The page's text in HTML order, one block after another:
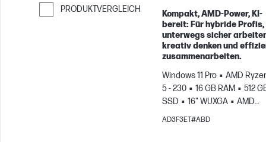
PRODUKTVERGLEICH
Weiter zum Vergleichen
Kompakt, AMD-Power, KI-
bereit: Für hybride Profis,
unterwegs sicher
kreativ denken und
zusammenarbeiten.
Windows 11 Pro
AMD
5 - 230
16 GB RAM
512
SSD
16" WUXGA
AMD
Radeon™ 760M Grafikkarte
AD3F3ET#ABD